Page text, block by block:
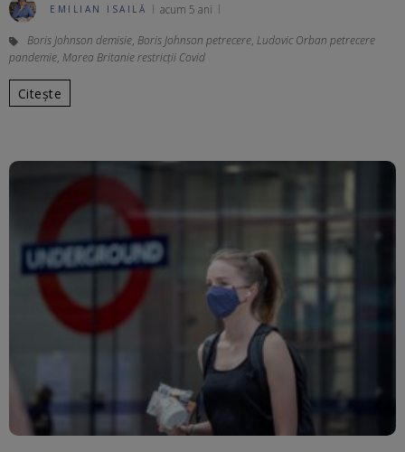
EMILIAN ISAILĂ acum 5 ani
Boris Johnson demisie, Boris Johnson petrecere, Ludovic Orban petrecere
pandemie, Marea Britanie restricții Covid
Citește